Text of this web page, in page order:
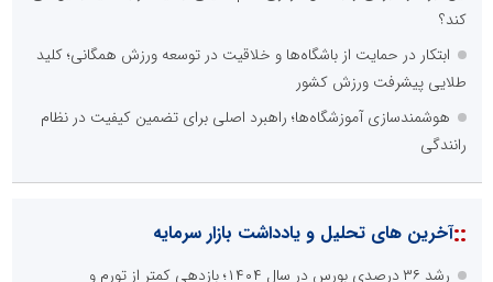
کند؟
ابتکار در حمایت از باشگاه‌ها و خلاقیت در توسعه ورزش همگانی؛ کلید
طلایی پیشرفت ورزش کشور
هوشمندسازی آموزشگاه‌ها؛ راهبرد اصلی برای تضمین کیفیت در نظام
رانندگی
::آخرین های تحلیل و یادداشت بازار سرمایه
رشد ۳۶ درصدی بورس در سال ۱۴۰۴؛ بازدهی کمتر از تورم و